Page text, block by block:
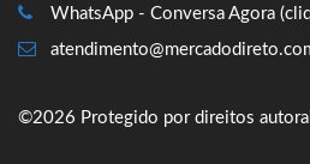
WhatsApp - Conversa Agora
©2026 Protegido por direitos